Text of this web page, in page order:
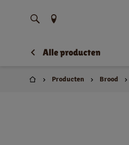
Vind uw locatie
Alle producten
Huis
Producten Brood